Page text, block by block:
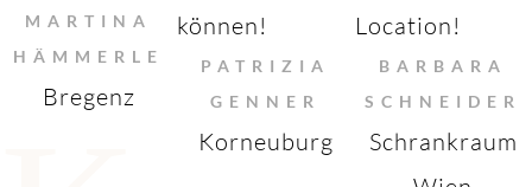
MARTINA
HÄMMERLE
Bregenz
können!
PATRIZIA
GENNER
Korneuburg
Location!
BARBARA
SCHNEIDER
Schrankraum